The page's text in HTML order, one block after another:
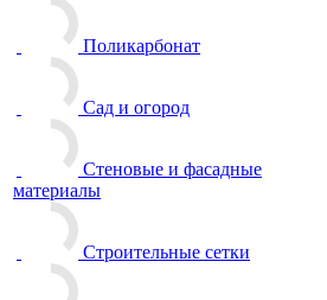
Поликарбонат
Сад и огород
Стеновые и фасадные
материалы
Строительные сетки